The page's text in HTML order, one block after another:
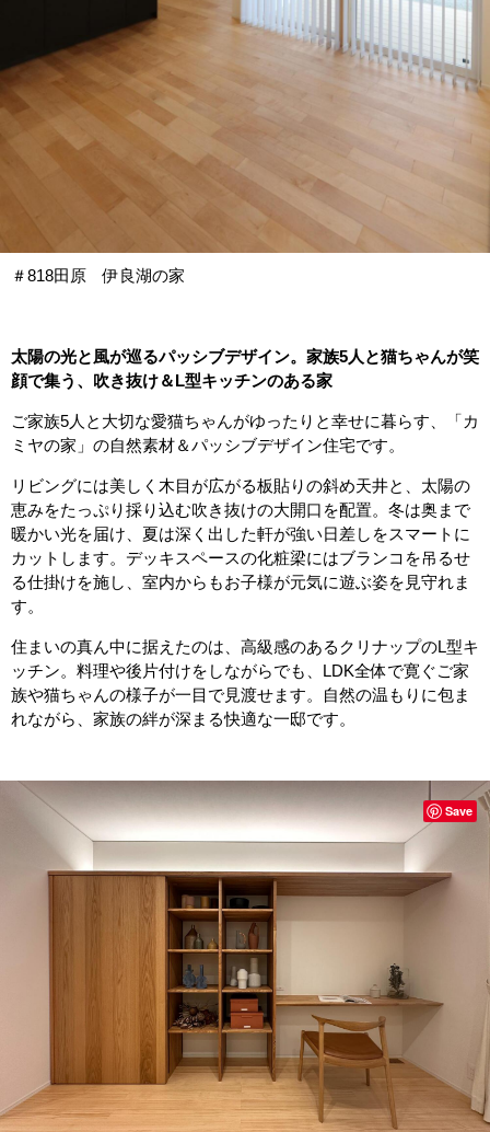
＃818田原 伊良湖の家
太陽の光と風が巡るパッシブデザイン。家族5人と猫ちゃんが笑
顔で集う、吹き抜け＆L型キッチンのある家
ご家族5人と大切な愛猫ちゃんがゆったりと幸せに暮らす、「カ
ミヤの家」の自然素材＆パッシブデザイン住宅です。
リビングには美しく木目が広がる板貼りの斜め天井と、太陽の
恵みをたっぷり採り込む吹き抜けの大開口を配置。冬は奥まで
暖かい光を届け、夏は深く出した軒が強い日差しをスマートに
カットします。デッキスペースの化粧梁にはブランコを吊るせ
る仕掛けを施し、室内からもお子様が元気に遊ぶ姿を見守れま
す。
住まいの真ん中に据えたのは、高級感のあるクリナップのL型キ
ッチン。料理や後片付けをしながらでも、LDK全体で寛ぐご家
族や猫ちゃんの様子が一目で見渡せます。自然の温もりに包ま
れながら、家族の絆が深まる快適な一邸です。
Save